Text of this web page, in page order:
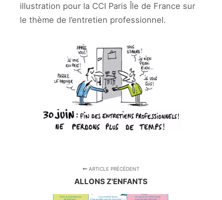
illustration pour la CCI Paris Île de France sur
le thème de l’entretien professionnel.
ARTICLE PRÉCÉDENT
ALLONS Z'ENFANTS